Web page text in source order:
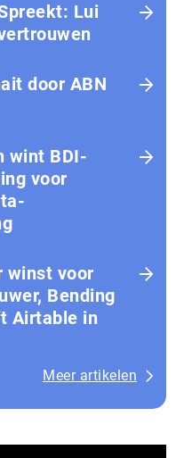
Lui
door ABN
wint BDI-
voor
winst voor
Bending
Airtable in
Meer artikelen